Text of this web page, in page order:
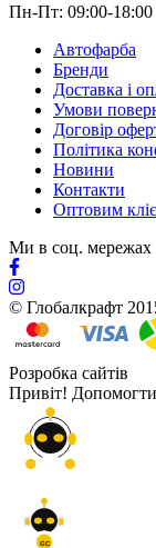
Пн-Пт: 09:00-18:00
Автофарба
Бренди
Доставка і
Умови
Договір
Політика
Новини
Контакти
Оптовим
Ми в соц. мережах
© Глобалкрафт
Розробка сайтів
Привіт! Допомогти
GC